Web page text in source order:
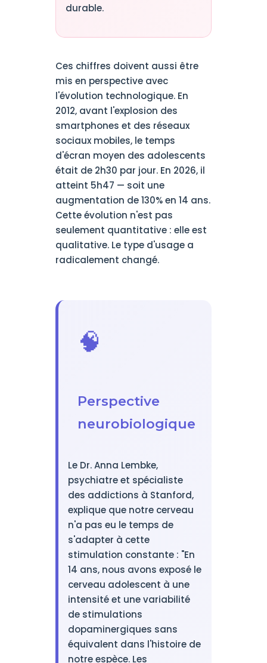
durable.
Ces chiffres doivent aussi être
mis en perspective avec
l'évolution technologique. En
2012, avant l'explosion des
smartphones et des réseaux
sociaux mobiles, le temps
d'écran moyen des adolescents
était de 2h30 par jour. En 2026, il
atteint 5h47 — soit une
augmentation de 130% en 14 ans.
Cette évolution n'est pas
seulement quantitative : elle est
qualitative. Le type d'usage a
radicalement changé.
🧠
Perspective
neurobiologique
Le Dr. Anna Lembke,
psychiatre et spécialiste
des addictions à Stanford,
explique que notre cerveau
n'a pas eu le temps de
s'adapter à cette
stimulation constante : "En
14 ans, nous avons exposé le
cerveau adolescent à une
intensité et une variabilité
de stimulations
dopaminergiques sans
équivalent dans l'histoire de
notre espèce. Les